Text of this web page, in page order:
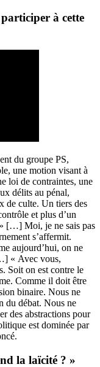
à cette
du groupe PS,
une motion visant à
loi de contraintes, une
délits au pénal,
de culte. Un tiers des
et plus d’un
[…] Moi, je ne sais pas
s’affermit.
aujourd’hui, on ne
« Avec vous,
Soit on est contre le
Comme il doit être
binaire. Nous ne
du débat. Nous ne
des abstractions pour
est dominée par
la laïcité ? »